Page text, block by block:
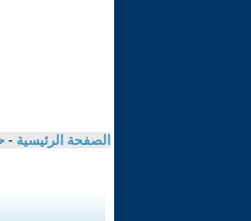
الصفحة الرئيسية -